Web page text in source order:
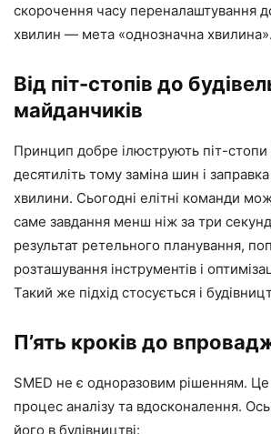
скорочення часу переналаштування
хвилин — мета «однозначна хвилина».
Від піт-стопів до
майданчиків
Принцип добре ілюструють піт-
десятиліть тому заміна шин і
хвилини. Сьогодні елітні команди
саме завдання менш ніж за три
результат ретельного планування,
розташування інструментів і
Такий же підхід стосується і
П’ять кроків до
SMED не є одноразовим рішенням.
процес аналізу та вдосконалення.
його в будівництві: